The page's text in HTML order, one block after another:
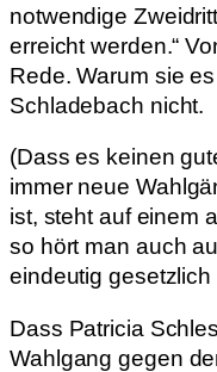
notwendige
erreicht werden.“
Rede. Warum sie
Schladebach nicht.
(Dass es keinen
immer neue
ist, steht auf einem
so hört man auch
eindeutig
Dass Patricia
Wahlgang gegen